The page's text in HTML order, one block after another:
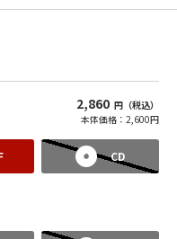
2,860 円（税込）
本体価格：2,600円
CD